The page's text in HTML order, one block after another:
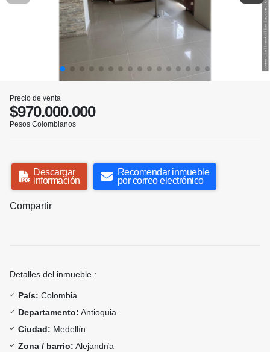
Precio de venta
$970.000.000
Pesos Colombianos
Descargar
información
Recomendar inmueble
por correo electrónico
Compartir
Detalles del inmueble :
País: Colombia
Departamento: Antioquia
Ciudad: Medellín
Zona / barrio: Alejandría